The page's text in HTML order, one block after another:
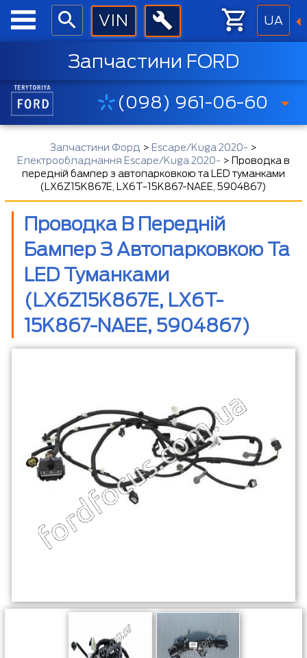
UA
Запчастини FORD
(098) 961-06-60
Запчастини Форд > Escape/Kuga 2020- >
Електрообладнання Escape/Kuga 2020- > Проводка в
передній бампер з автопарковкою та LED туманками
(LX6Z15K867E, LX6T-15K867-NAEE, 5904867)
Проводка В Передній
Бампер З Автопарковкою Та
LED Туманками
(LX6Z15K867E, LX6T-
15K867-NAEE, 5904867)